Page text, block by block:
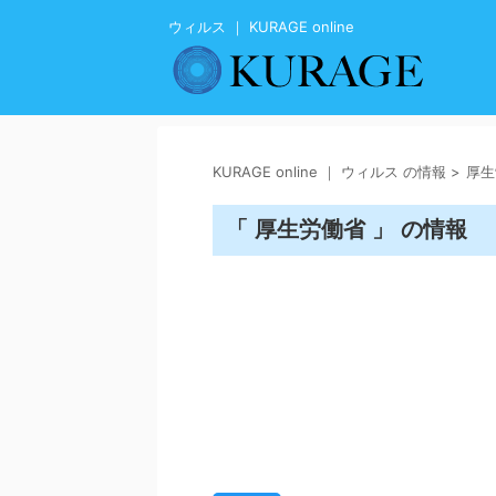
ウィルス ｜ KURAGE online
KURAGE online ｜ ウィルス の情報 > 厚
「 厚生労働省 」 の情報